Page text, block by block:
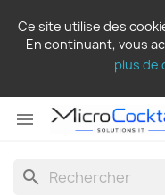
Ce site utilise des
En continuant, vous
plus de

search